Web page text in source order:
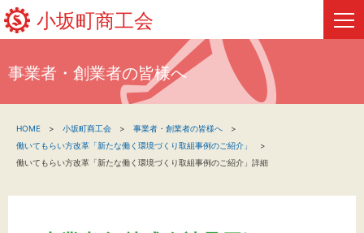
小坂町商工会
新着情報
事業者・創業者の皆様へ
HOME 小坂町商工会
事業者・創業者の皆様へ
働いてもらい方改革「新たな働く環境づくり取組事例のご紹介」
働いてもらい方改革「新たな働く環境づくり取組事例のご紹介」詳細